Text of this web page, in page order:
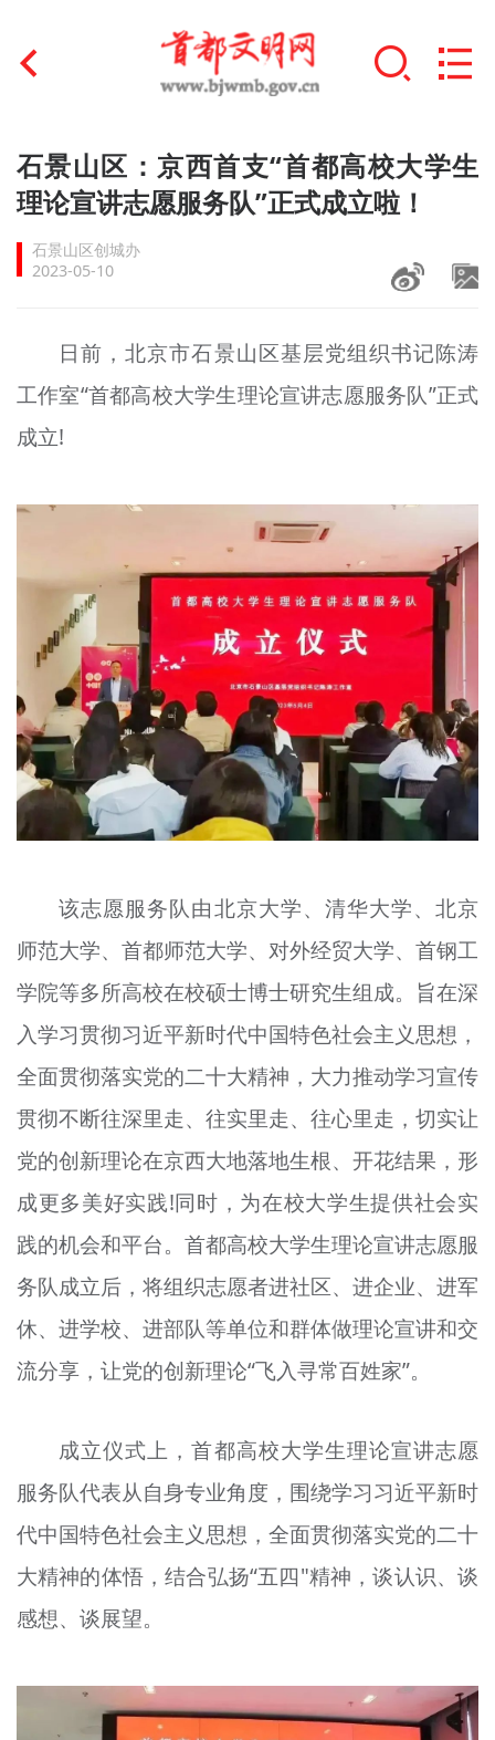
首页
文明创建
文明实践
未成年人思想道德建设
榜样人物
+
文明评论
北京宣传文化引导基金
宣传思想文化人才
资料库
+
石景山区：京西首支“首都高校大学生
理论宣讲志愿服务队”正式成立啦！
石景山区创城办
2023-05-10
日前，北京市石景山区基层党组织书记陈涛
工作室“首都高校大学生理论宣讲志愿服务队”正式
成立!
该志愿服务队由北京大学、清华大学、北京
师范大学、首都师范大学、对外经贸大学、首钢工
学院等多所高校在校硕士博士研究生组成。旨在深
入学习贯彻习近平新时代中国特色社会主义思想，
全面贯彻落实党的二十大精神，大力推动学习宣传
贯彻不断往深里走、往实里走、往心里走，切实让
党的创新理论在京西大地落地生根、开花结果，形
成更多美好实践!同时，为在校大学生提供社会实
践的机会和平台。首都高校大学生理论宣讲志愿服
务队成立后，将组织志愿者进社区、进企业、进军
休、进学校、进部队等单位和群体做理论宣讲和交
流分享，让党的创新理论“飞入寻常百姓家”。
成立仪式上，首都高校大学生理论宣讲志愿
服务队代表从自身专业角度，围绕学习习近平新时
代中国特色社会主义思想，全面贯彻落实党的二十
大精神的体悟，结合弘扬“五四"精神，谈认识、谈
感想、谈展望。